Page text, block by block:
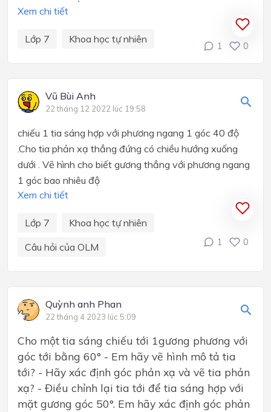
Xem chi tiết
Lớp 7 Khoa học tự nhiên
1 0
Vũ Bùi Anh
22 tháng 12 2022 lúc 19:58
chiếu 1 tia sáng hợp với phương ngang 1 góc 40 độ
.Cho tia phản xạ thẳng đứng có chiều hướng xuống
dưới . Vẽ hình cho biết gương thẳng với phương ngang
1 góc bao nhiêu độ
Xem chi tiết
Lớp 7
Khoa học tự nhiên
Câu hỏi của OLM
1 0
Quỳnh anh Phan
22 tháng 4 2023 lúc 5:09
Cho một tia sáng chiếu tới 1gương phương với
góc tới bằng 60° - Em hãy vẽ hình mô tả tia
tới? - Hãy xác định góc phản xạ và vẽ tia phản
xạ? - Điều chỉnh lại tia tới để tia sáng hợp với
mặt gương góc 50°. Em hãy xác định góc phản